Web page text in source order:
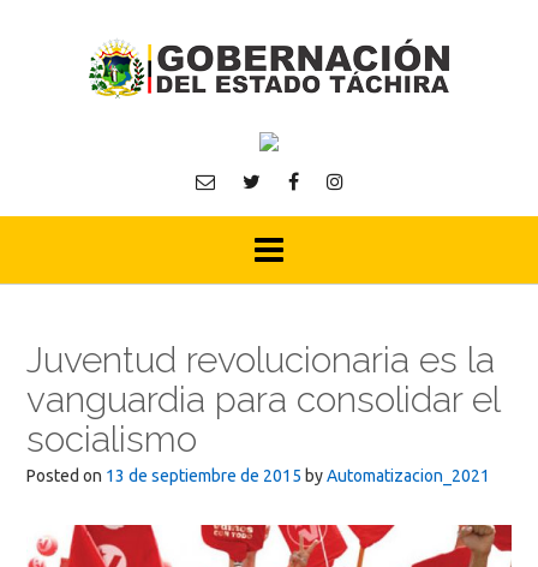
Juventud revolucionaria es la
vanguardia para consolidar el
socialismo
Posted on 13 de septiembre de 2015 byAutomatizacion_2021